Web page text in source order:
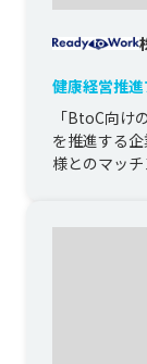
健康経営推
「BtoC向け
を推進する
様とのマッ